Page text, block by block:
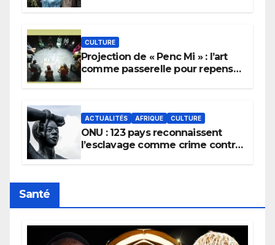
CULTURE
Projection de « Penc Mi » : l’art
comme passerelle pour repenser
ACTUALITÉS AFRIQUE CULTURE
ONU : 123 pays reconnaissent
l’esclavage comme crime contre
Santé